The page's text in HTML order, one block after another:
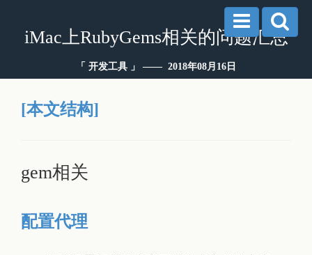
iMac上RubyGems相关的问题汇总
「 开发工具 」 —— 2018年08月16日
[本文结构]
gem相关
配置代理